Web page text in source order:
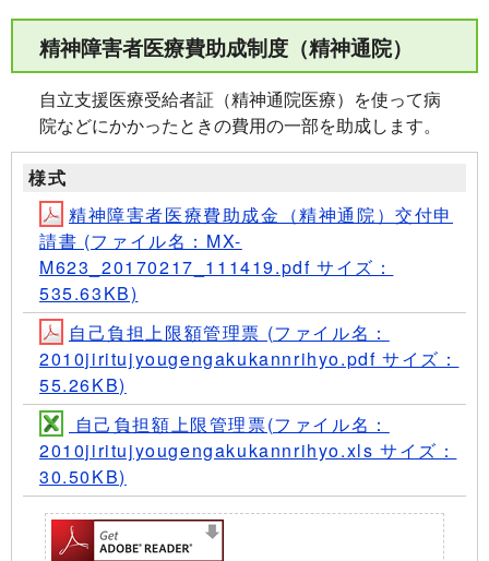
精神障害者医療費助成制度（精神通院）
自立支援医療受給者証（精神通院医療）を使って病
院などにかかったときの費用の一部を助成します。
様式
精神障害者医療費助成金（精神通院）交付申
請書 (ファイル名：MX-
M623_20170217_111419.pdf サイズ：
535.63KB)
自己負担上限額管理票 (ファイル名：
2010jiritujyougengakukannrihyo.pdf サイズ：
55.26KB)
自己負担額上限管理票(ファイル名：
2010jiritujyougengakukannrihyo.xls サイズ：
30.50KB)